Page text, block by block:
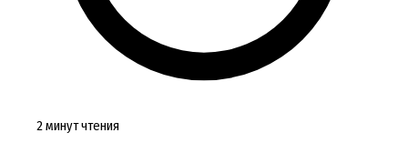
2 минут чтения